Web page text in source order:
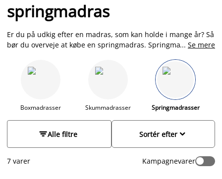
springmadras
Er du på udkig efter en madras, som kan holde i mange år? Så
bør du overveje at købe en springmadras. Springmadrasser
hvilket giver en længere holdbarhed. Hos JYSK har vi et stort
udvalg af springmadrasser, og vi er eksperter i senge og
madrasser. Vælg mellem en medium, fast eller ekstra fast
og find den rigtige madras,
eller besøg en JYSK butik og få hjælp af vores uddannede
... Se mere
Boxmadrasser Skummadrasser Springmadrasser
Alle filtre 
Sortér efter
7 varer Kampagnevarer